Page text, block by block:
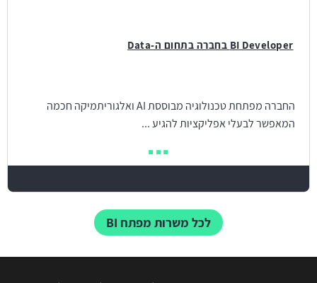
BI Developer בחברה בתחום ה-Data
החברה מפתחת טכנולוגיה מבוססת AI ואלגוריתמיקה חכמה
המאפשר לבעלי אפליקציות להגיע ...
לכל משרות מפתח BI